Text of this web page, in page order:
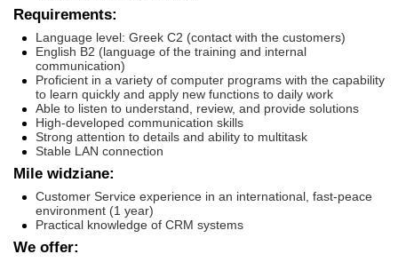
Requirements:
Language level: Greek C2 (contact with the customers)
English B2 (language of the training and internal
communication)
Proficient in a variety of computer programs with the capability
to learn quickly and apply new functions to daily work
Able to listen to understand, review, and provide solutions
High-developed communication skills
Strong attention to details and ability to multitask
Stable LAN connection
Mile widziane:
Customer Service experience in an international, fast-peace
environment (1 year)
Practical knowledge of CRM systems
We offer: